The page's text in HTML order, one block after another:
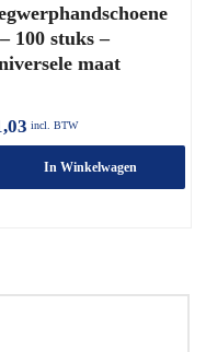
100 stuks –
maat
incl. BTW
In Winkelwagen